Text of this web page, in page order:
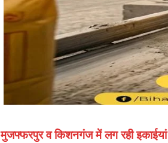
मुजफ्फरपुर व किशनगंज में लग रही इकाईयां